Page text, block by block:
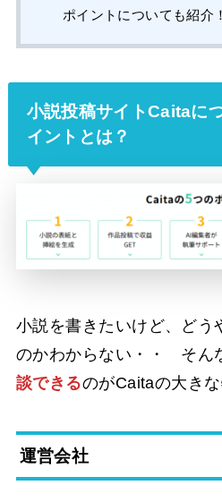
ポイントについても紹介！
小説投稿サイトCaitaに
イントとは？
小説を書きたいけど、どう
のかわからない・・ そん
談できるのがCaitaの大きな
運営会社